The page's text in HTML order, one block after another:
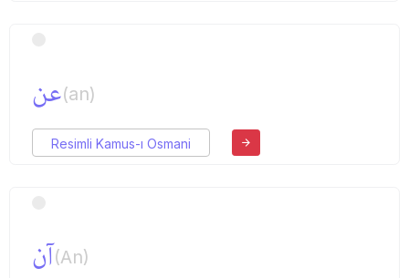
عن(an)
Resimli Kamus-ı Osmani
آن(An)